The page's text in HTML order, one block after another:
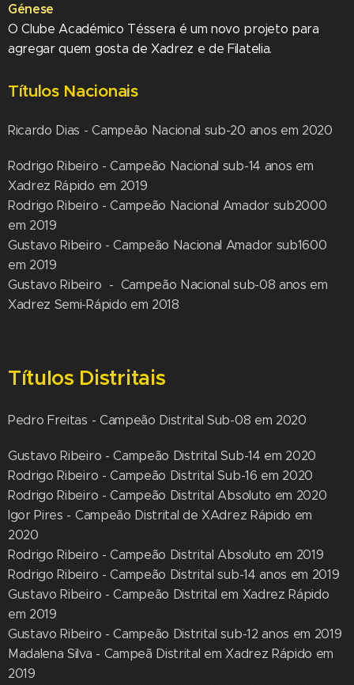
Génese
O Clube Académico Téssera é um novo projeto para
agregar quem gosta de Xadrez e de Filatelia.
Títulos Nacionais
Ricardo Dias - Campeão Nacional sub-20 anos em 2020
Rodrigo Ribeiro - Campeão Nacional sub-14 anos em
Xadrez Rápido em 2019
Rodrigo Ribeiro - Campeão Nacional Amador sub2000
em 2019
Gustavo Ribeiro - Campeão Nacional Amador sub1600
em 2019
Gustavo Ribeiro - Campeão Nacional sub-08 anos em
Xadrez Semi-Rápido em 2018
Títulos Distritais
Pedro Freitas - Campeão Distrital Sub-08 em 2020
Gustavo Ribeiro - Campeão Distrital Sub-14 em 2020
Rodrigo Ribeiro - Campeão Distrital Sub-16 em 2020
Rodrigo Ribeiro - Campeão Distrital Absoluto em 2020
Igor Pires - Campeão Distrital de XAdrez Rápido em
2020
Rodrigo Ribeiro - Campeão Distrital Absoluto em 2019
Rodrigo Ribeiro - Campeão Distrital sub-14 anos em 2019
Gustavo Ribeiro - Campeão Distrital em Xadrez Rápido
em 2019
Gustavo Ribeiro - Campeão Distrital sub-12 anos em 2019
Madalena Silva - Campeã Distrital em Xadrez Rápido em
2019